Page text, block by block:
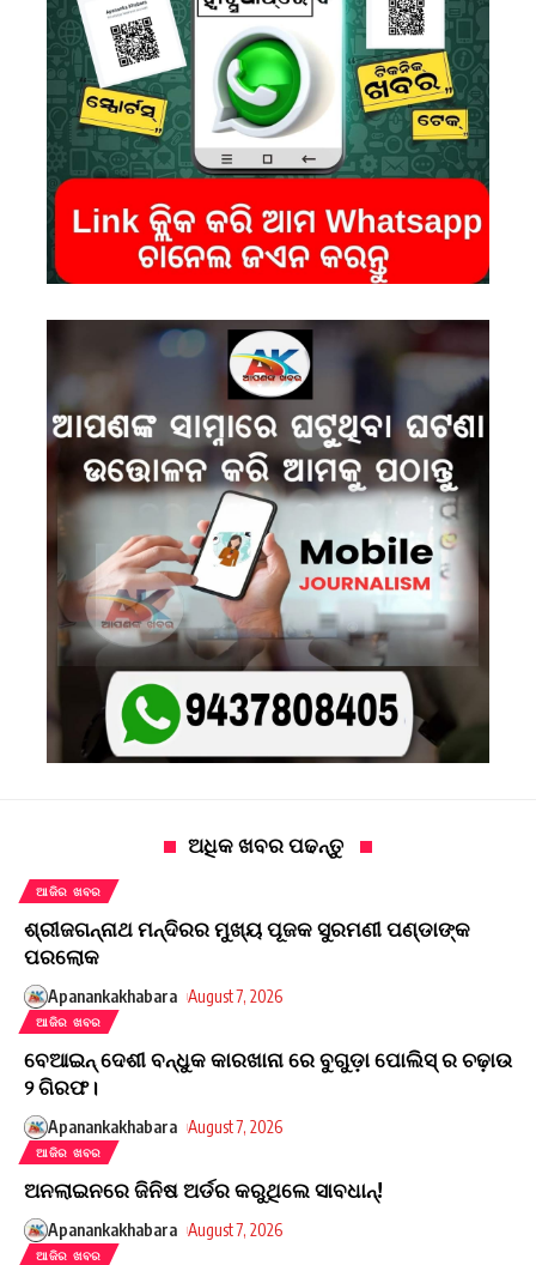
ଅଧିକ ଖବର ପଢନ୍ତୁ
ଆଜିର ଖବର
ଶ୍ରୀଜଗନ୍ନାଥ ମନ୍ଦିରର ମୁଖ୍ୟ ପୂଜକ ସୁରମଣୀ ପଣ୍ଡାଙ୍କ
ପରଲୋକ
Apanankakhabara August 7, 2026
ଆଜିର ଖବର
ବେଆଇନ୍ ଦେଶୀ ବନ୍ଧୁକ କାରଖାନା ରେ ବୁଗୁଡ଼ା ପୋଲିସ୍ ର ଚଢ଼ାଉ
୨ ଗିରଫ।
Apanankakhabara August 7, 2026
ଆଜିର ଖବର
​ଅନଲାଇନରେ ଜିନିଷ ଅର୍ଡର କରୁଥିଲେ ସାବଧାନ୍!
Apanankakhabara August 7, 2026
ଆଜିର ଖବର